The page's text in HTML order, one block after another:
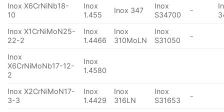
Inox X6CrNiNb18-
10
Inox
1.455
Inox 347
Inox
S34700
-
Inox X1CrNiMoN25-
22-2
Inox
1.4466
Inox
310MoLN
Inox
S31050
-
Inox
X6CrNiMoNb17-12-
2
Inox
1.4580
Inox X2CrNiMoN17-
3-3
Inox
1.4429
Inox
316LN
Inox
S31653
-